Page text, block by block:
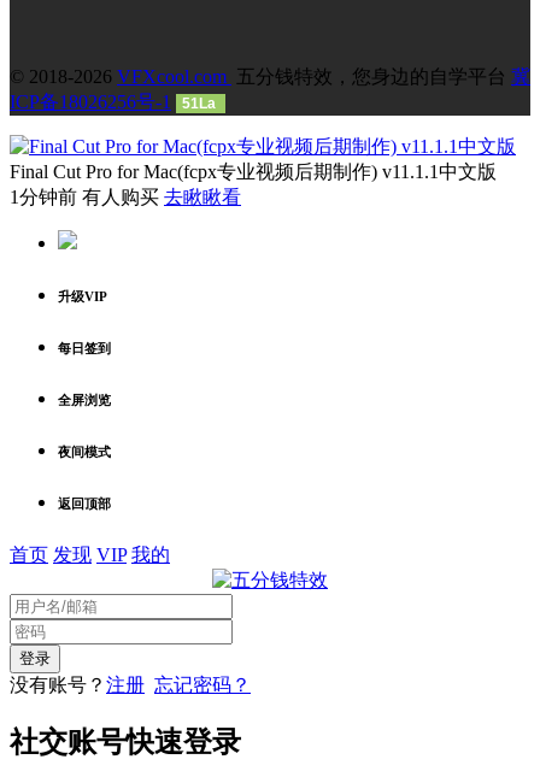
© 2018-2026 VFXcool.com 五分钱特效，您身边的自学平台 冀
ICP备18026256号-1
51La
Final Cut Pro for Mac(fcpx专业视频后期制作) v11.1.1中文版
1分钟前 有人购买 去瞅瞅看
升级VIP
每日签到
全屏浏览
夜间模式
返回顶部
首页 发现 VIP 我的
没有账号？ 注册 忘记密码？
社交账号快速登录